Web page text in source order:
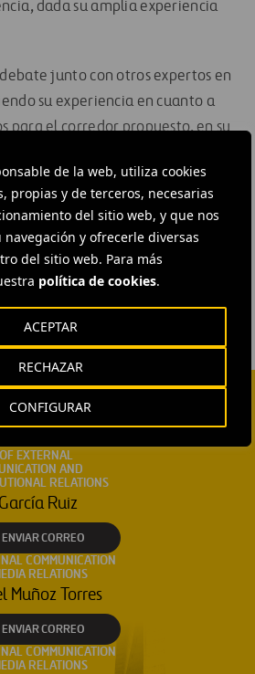
de la web, utiliza cookies
propias y de terceros, necesarias
del sitio web, y que nos
y ofrecerle diversas
del sitio web. Para más
política de cookies.
CONFIGURAR
RECHAZAR
ACEPTAR
dada su amplia experiencia
junto con otros expertos en
su experiencia en cuanto a
para el corredor propuesto, en su
#Innovación #Obras
#Canada #Cintra
EXTERNAL
AND
RELATIONS
Ruiz
ENVIAR CORREO
COMMUNICATION
RELATIONS
Muñoz Torres
ENVIAR CORREO
COMMUNICATION
RELATIONS